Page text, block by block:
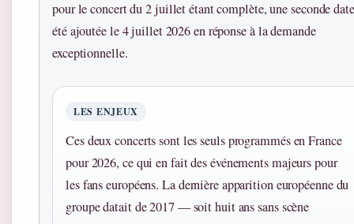
pour le concert du 2 juillet étant complète, une seconde
été ajoutée le 4 juillet 2026 en réponse à la demande
exceptionnelle.
LES ENJEUX
Ces deux concerts sont les seuls programmés en France
pour 2026, ce qui en fait des événements majeurs pour
les fans européens. La dernière apparition européenne du
groupe datait de 2017 — soit huit ans sans scène